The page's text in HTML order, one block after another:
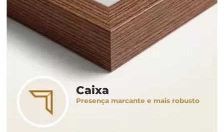
Caixa
Presença marcante e mais robusto